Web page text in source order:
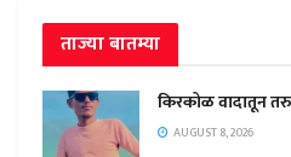
ताज्या बातम्या
किरकोळ वादातून
AUGUST 8, 2026